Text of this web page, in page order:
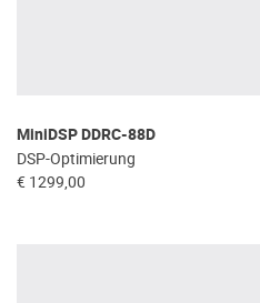
MiniDSP DDRC-88D
DSP-Optimierung
€ 1299,00